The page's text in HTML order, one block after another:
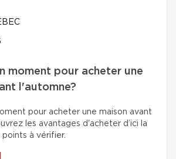
moment pour acheter une
l'automne?
pour acheter une maison avant
les avantages d'acheter d’ici la
points à vérifier.